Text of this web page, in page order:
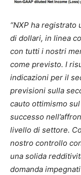
“NXP ha
di dollari, in linea
con tutti i nostri
come previsto. I
indicazioni per il
previsioni sulla
cauto ottimismo
successo
livello di settore.
nostro controllo
una solida
domanda